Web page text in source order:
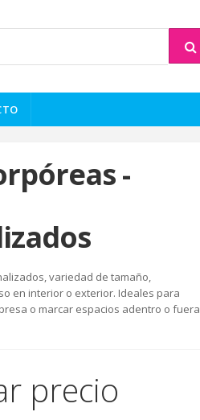
-
variedad de tamaño,
en interior o exterior. Ideales para
o marcar espacios adentro o fuera
precio